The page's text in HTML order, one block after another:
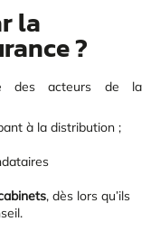
la
?
des acteurs de la
à la distribution ;
, dès lors qu’ils